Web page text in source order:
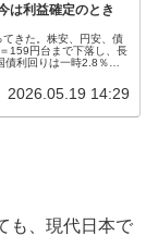
は利益確定のとき
きた。株安、円安、債
159円台まで下落し、長
債利回りは一時2.8％
2026.05.19 14:29
も、現代日本で